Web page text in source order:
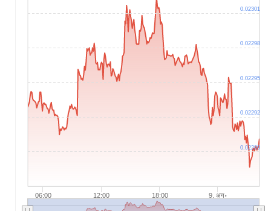
06:00 12:00 18:00 9. अग॰
0.02289
0.02292
0.02295
0.02298
0.02301